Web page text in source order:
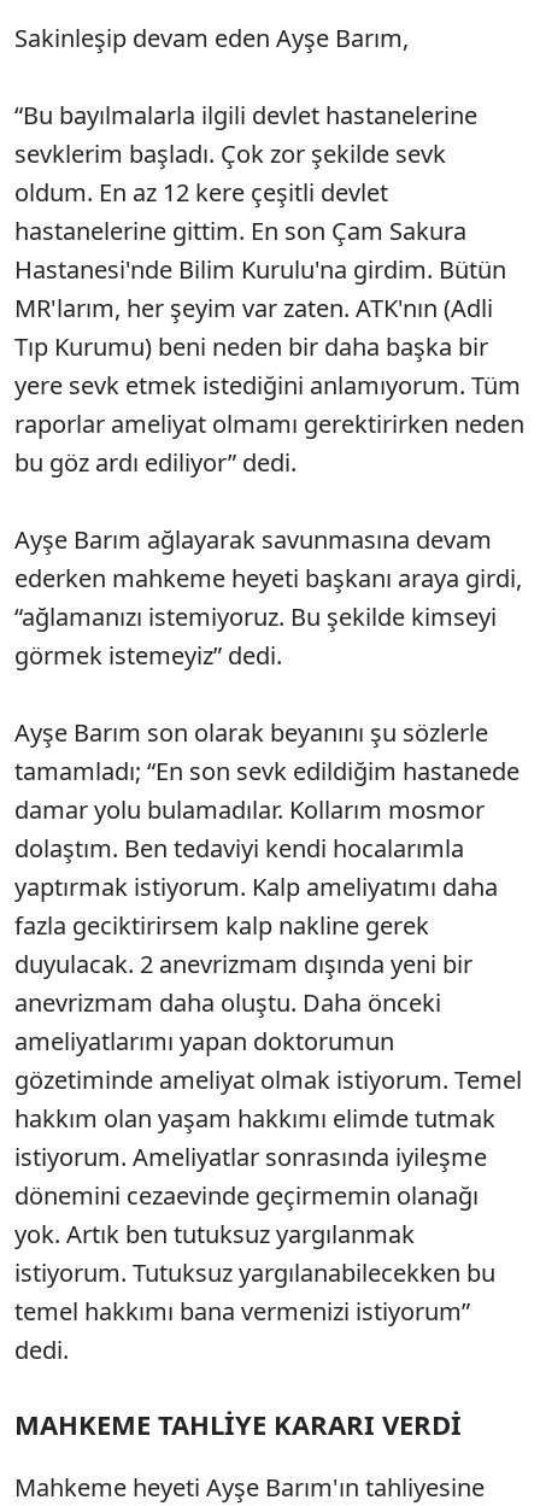
Sakinleşip devam eden Ayşe Barım,
“Bu bayılmalarla ilgili devlet hastanelerine
sevklerim başladı. Çok zor şekilde sevk
oldum. En az 12 kere çeşitli devlet
hastanelerine gittim. En son Çam Sakura
Hastanesi'nde Bilim Kurulu'na girdim. Bütün
MR'larım, her şeyim var zaten. ATK'nın (Adli
Tıp Kurumu) beni neden bir daha başka bir
yere sevk etmek istediğini anlamıyorum. Tüm
raporlar ameliyat olmamı gerektirirken neden
bu göz ardı ediliyor” dedi.
Ayşe Barım ağlayarak savunmasına devam
ederken mahkeme heyeti başkanı araya girdi,
“ağlamanızı istemiyoruz. Bu şekilde kimseyi
görmek istemeyiz” dedi.
Ayşe Barım son olarak beyanını şu sözlerle
tamamladı; “En son sevk edildiğim hastanede
damar yolu bulamadılar. Kollarım mosmor
dolaştım. Ben tedaviyi kendi hocalarımla
yaptırmak istiyorum. Kalp ameliyatımı daha
fazla geciktirirsem kalp nakline gerek
duyulacak. 2 anevrizmam dışında yeni bir
anevrizmam daha oluştu. Daha önceki
ameliyatlarımı yapan doktorumun
gözetiminde ameliyat olmak istiyorum. Temel
hakkım olan yaşam hakkımı elimde tutmak
istiyorum. Ameliyatlar sonrasında iyileşme
dönemini cezaevinde geçirmemin olanağı
yok. Artık ben tutuksuz yargılanmak
istiyorum. Tutuksuz yargılanabilecekken bu
temel hakkımı bana vermenizi istiyorum”
dedi.
MAHKEME TAHLİYE KARARI VERDİ
Mahkeme heyeti Ayşe Barım'ın tahliyesine